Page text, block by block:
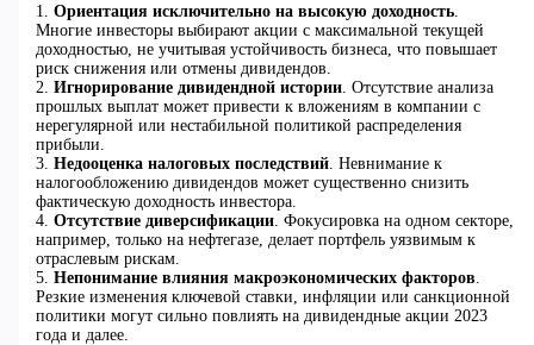
1. Ориентация исключительно на высокую доходность.
Многие инвесторы выбирают акции с максимальной текущей
доходностью, не учитывая устойчивость бизнеса, что повышает
риск снижения или отмены дивидендов.
2. Игнорирование дивидендной истории. Отсутствие анализа
прошлых выплат может привести к вложениям в компании с
нерегулярной или нестабильной политикой распределения
прибыли.
3. Недооценка налоговых последствий. Невнимание к
налогообложению дивидендов может существенно снизить
фактическую доходность инвестора.
4. Отсутствие диверсификации. Фокусировка на одном секторе,
например, только на нефтегазе, делает портфель уязвимым к
отраслевым рискам.
5. Непонимание влияния макроэкономических факторов
Резкие изменения ключевой ставки, инфляции или санкционной
политики могут сильно повлиять на дивидендные акции 2023
года и далее.